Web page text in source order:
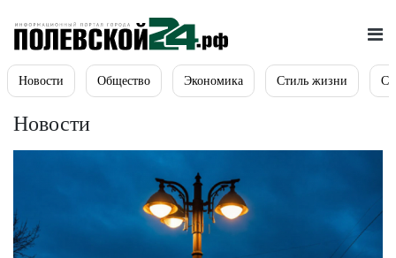
Новости Общество Экономика Стиль жизни
Новости